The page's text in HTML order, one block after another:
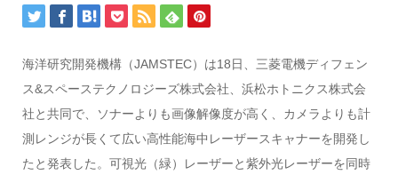
海洋研究開発機構（JAMSTEC）は18日、三菱電機ディフェン
ス&スペーステクノロジーズ株式会社、浜松ホトニクス株式会
社と共同で、ソナーよりも画像解像度が高く、カメラよりも計
測レンジが長くて広い高性能海中レーザースキャナーを開発し
たと発表した。可視光（緑）レーザーと紫外光レーザーを同時